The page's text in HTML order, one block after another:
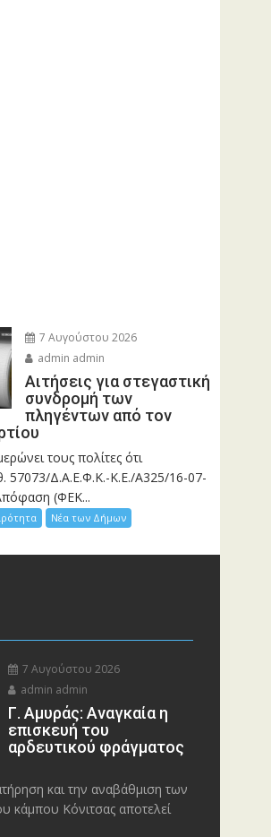
7 Αυγούστου 2026
admin admin
Αιτήσεις για στεγαστική
συνδρομή των
πληγέντων από τον
τους πολίτες ότι
57073/Δ.Α.Ε.Φ.Κ.-Κ.Ε./Α325/16-07-
(ΦΕΚ...
Νέα των Δήμων
7 Αυγούστου 2026
admin admin
Γ. Αμυράς: Αναγκαία η
επισκευή του
αρδευτικού φράγματος
και την αναβάθμιση των
κάμπου Κόνιτσας αποτελεί